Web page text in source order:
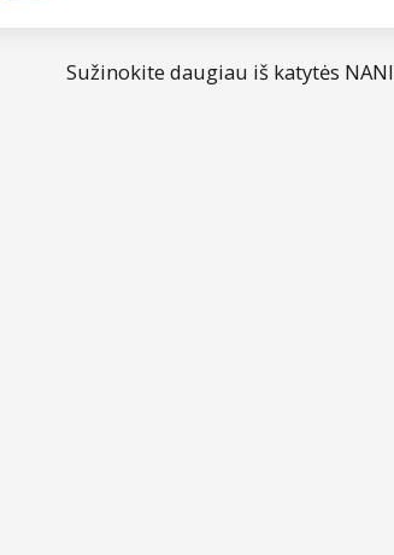
Sužinokite daugiau iš katytės NANI